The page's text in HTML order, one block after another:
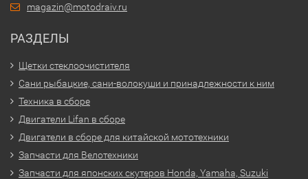
magazin@motodraiv.ru
РАЗДЕЛЫ
Щетки стеклоочистителя
Сани рыбацкие, сани-волокуши и принадлежности к ним
Техника в сборе
Двигатели Lifan в сборе
Двигатели в сборе для китайской мототехники
Запчасти для Велотехники
Запчасти для японских скутеров Honda, Yamaha, Suzuki